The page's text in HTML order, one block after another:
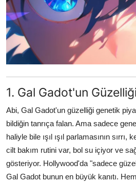
1. Gal Gadot'un
Abi, Gal Gadot'un güzelliği genetik
bildiğin tanrıça falan. Ama sadece
haliyle bile ışıl ışıl parlamasının sırrı,
cilt bakım rutini var, bol su içiyor ve
gösteriyor. Hollywood'da "sadece
Gal Gadot bunun en büyük kanıtı.